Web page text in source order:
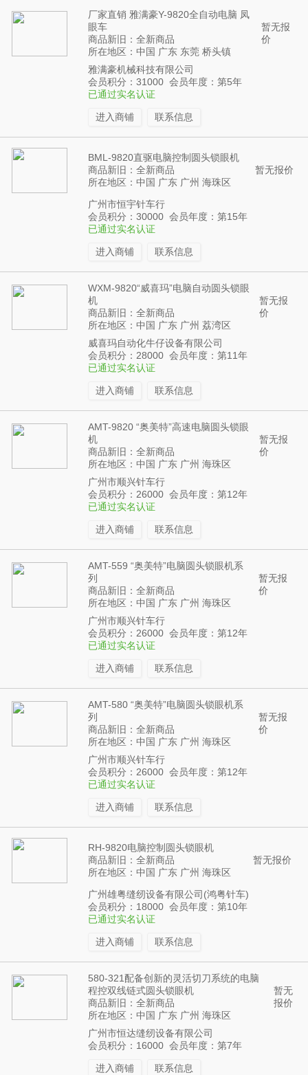
厂家直销 雅满豪Y-9820全自动电脑 凤
眼车
商品新旧：全新商品
所在地区：中国 广东 东莞 桥头镇
暂无报
价
雅满豪机械科技有限公司
会员积分：31000 会员年度：第5年
已通过实名认证
进入商铺 联系信息
BML-9820直驱电脑控制圆头锁眼机
商品新旧：全新商品
所在地区：中国 广东 广州 海珠区
暂无报价
广州市恒宇针车行
会员积分：30000 会员年度：第15年
已通过实名认证
进入商铺 联系信息
WXM-9820“威喜玛”电脑自动圆头锁眼
机
商品新旧：全新商品
所在地区：中国 广东 广州 荔湾区
暂无报
价
威喜玛自动化牛仔设备有限公司
会员积分：28000 会员年度：第11年
已通过实名认证
进入商铺 联系信息
AMT-9820 “奥美特”高速电脑圆头锁眼
机
商品新旧：全新商品
所在地区：中国 广东 广州 海珠区
暂无报
价
广州市顺兴针车行
会员积分：26000 会员年度：第12年
已通过实名认证
进入商铺 联系信息
AMT-559 “奥美特”电脑圆头锁眼机系
列
商品新旧：全新商品
所在地区：中国 广东 广州 海珠区
暂无报
价
广州市顺兴针车行
会员积分：26000 会员年度：第12年
已通过实名认证
进入商铺 联系信息
AMT-580 “奥美特”电脑圆头锁眼机系
列
商品新旧：全新商品
所在地区：中国 广东 广州 海珠区
暂无报
价
广州市顺兴针车行
会员积分：26000 会员年度：第12年
已通过实名认证
进入商铺 联系信息
RH-9820电脑控制圆头锁眼机
商品新旧：全新商品
所在地区：中国 广东 广州 海珠区
暂无报价
广州雄粤缝纫设备有限公司(鸿粤针车)
会员积分：18000 会员年度：第10年
已通过实名认证
进入商铺 联系信息
580-321配备创新的灵活切刀系统的电脑
程控双线链式圆头锁眼机
商品新旧：全新商品
所在地区：中国 广东 广州 海珠区
暂无
报价
广州市恒达缝纫设备有限公司
会员积分：16000 会员年度：第7年
进入商铺 联系信息